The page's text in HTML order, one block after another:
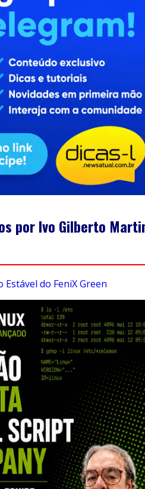
Contato
RSS
por Ivo Gilberto
Estável do FeniX Green